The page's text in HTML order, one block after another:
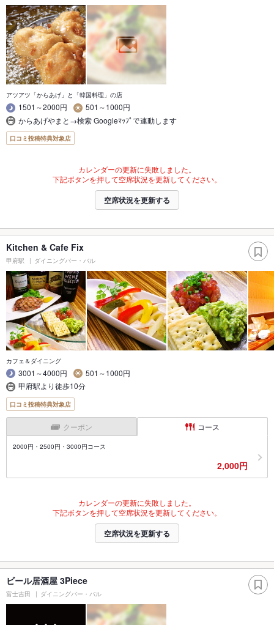
アツアツ「からあげ」と「韓国料理」の店
1501～2000円
501～1000円
からあげやまと→検索 Googleﾏｯﾌﾟで連動します
口コミ投稿特典対象店
カレンダーの更新に失敗しました。
下記ボタンを押して空席状況を更新してください。
空席状況を更新する
Kitchen & Cafe Fix
甲府駅 ダイニングバー・バル
カフェ＆ダイニング
3001～4000円
501～1000円
甲府駅より徒歩10分
口コミ投稿特典対象店
クーポン コース
2000円・2500円・3000円コース
2,000円
カレンダーの更新に失敗しました。
下記ボタンを押して空席状況を更新してください。
空席状況を更新する
ビール居酒屋 3Piece
富士吉田 ダイニングバー・バル